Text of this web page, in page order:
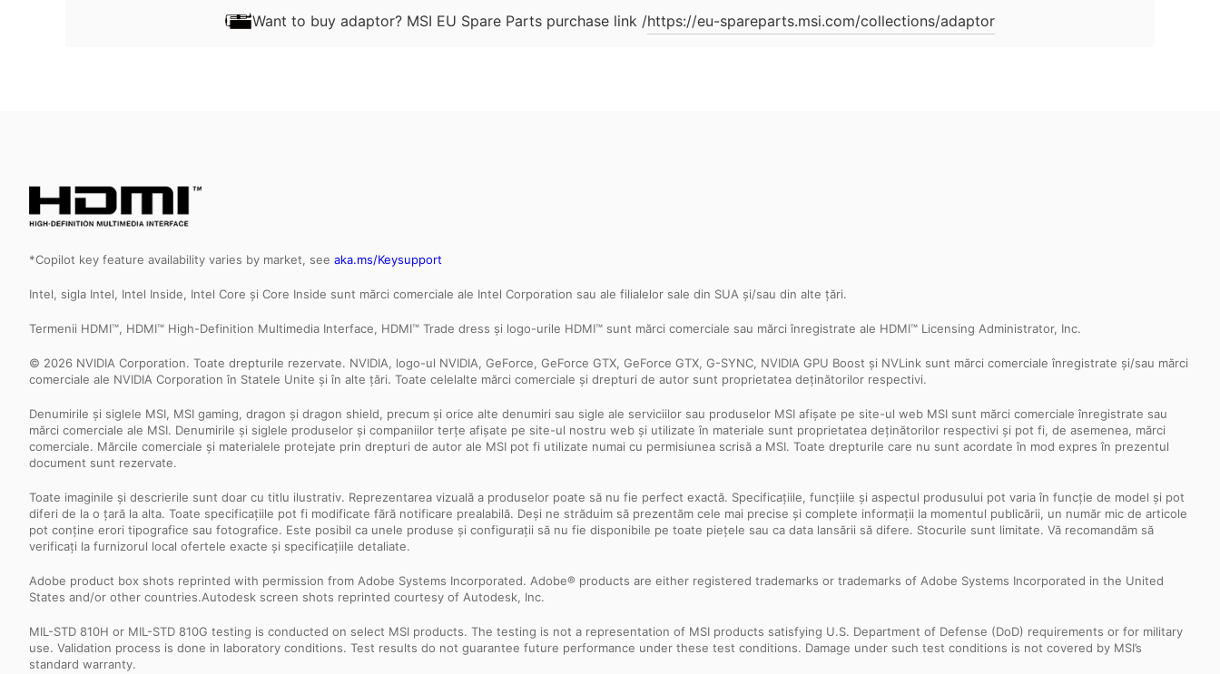
Want to buy adaptor? MSI EU Spare Parts purchase link /https://eu-spareparts.msi.com/collections/adaptor
*Copilot key feature availability varies by market, see aka.ms/Keysupport
Intel, sigla Intel, Intel Inside, Intel Core și Core Inside sunt mărci comerciale ale Intel Corporation sau ale filialelor sale din SUA și/sau din alte țări.
Termenii HDMI™, HDMI™ High-Definition Multimedia Interface, HDMI™ Trade dress și logo-urile HDMI™ sunt mărci comerciale sau mărci înregistrate ale HDMI™ Licensing Administrator, Inc.
© 2026 NVIDIA Corporation. Toate drepturile rezervate. NVIDIA, logo-ul NVIDIA, GeForce, GeForce GTX, GeForce GTX, G-SYNC, NVIDIA GPU Boost și NVLink sunt mărci comerciale înregistrate și/sau mărci
comerciale ale NVIDIA Corporation în Statele Unite și în alte țări. Toate celelalte mărci comerciale și drepturi de autor sunt proprietatea deținătorilor respectivi.
Denumirile și siglele MSI, MSI gaming, dragon și dragon shield, precum și orice alte denumiri sau sigle ale serviciilor sau produselor MSI afișate pe site-ul web MSI sunt mărci comerciale înregistrate sau
mărci comerciale ale MSI. Denumirile și siglele produselor și companiilor terțe afișate pe site-ul nostru web și utilizate în materiale sunt proprietatea deținătorilor respectivi și pot fi, de asemenea, mărci
comerciale. Mărcile comerciale și materialele protejate prin drepturi de autor ale MSI pot fi utilizate numai cu permisiunea scrisă a MSI. Toate drepturile care nu sunt acordate în mod expres în prezentul
document sunt rezervate.
Toate imaginile și descrierile sunt doar cu titlu ilustrativ. Reprezentarea vizuală a produselor poate să nu fie perfect exactă. Specificațiile, funcțiile și aspectul produsului pot varia în funcție de model și pot
diferi de la o țară la alta. Toate specificațiile pot fi modificate fără notificare prealabilă. Deși ne străduim să prezentăm cele mai precise și complete informații la momentul publicării, un număr mic de articole
pot conține erori tipografice sau fotografice. Este posibil ca unele produse și configurații să nu fie disponibile pe toate piețele sau ca data lansării să difere. Stocurile sunt limitate. Vă recomandăm să
verificați la furnizorul local ofertele exacte și specificațiile detaliate.
Adobe product box shots reprinted with permission from Adobe Systems Incorporated. Adobe® products are either registered trademarks or trademarks of Adobe Systems Incorporated in the United
States and/or other countries.Autodesk screen shots reprinted courtesy of Autodesk, Inc.
MIL-STD 810H or MIL-STD 810G testing is conducted on select MSI products. The testing is not a representation of MSI products satisfying U.S. Department of Defense (DoD) requirements or for military
use. Validation process is done in laboratory conditions. Test results do not guarantee future performance under these test conditions. Damage under such test conditions is not covered by MSI’s
standard warranty.